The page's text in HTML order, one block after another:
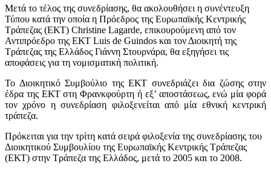
Μετά το τέλος της συνεδρίασης, θα ακολουθήσει η συνέντευξη
Τύπου κατά την οποία η Πρόεδρος της Ευρωπαϊκής Κεντρικής
Τράπεζας (ΕΚΤ) Christine Lagarde, επικουρούμενη από τον
Αντιπρόεδρο της ΕΚΤ Luis de Guindos και τον Διοικητή της
Τράπεζας της Ελλάδος Γιάννη Στουρνάρα, θα εξηγήσει τις
αποφάσεις για τη νομισματική πολιτική.
Το Διοικητικό Συμβούλιο της ΕΚΤ συνεδριάζει δια ζώσης στην
έδρα της ΕΚΤ στη Φρανκφούρτη ή εξ’ αποστάσεως, ενώ μία φορά
τον χρόνο η συνεδρίαση φιλοξενείται από μία εθνική κεντρική
τράπεζα.
Πρόκειται για την τρίτη κατά σειρά φιλοξενία της συνεδρίασης του
Διοικητικού Συμβουλίου της Ευρωπαϊκής Κεντρικής Τράπεζας
(ΕΚΤ) στην Τράπεζα της Ελλάδος, μετά το 2005 και το 2008.